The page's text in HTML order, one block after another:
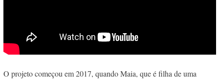
O projeto começou em 2017, quando Maia, que é filha de uma